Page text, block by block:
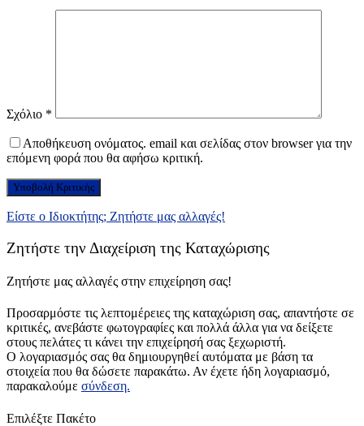
Σχόλιο *
Αποθήκευση ονόματος. email και σελίδας στον browser για την
επόμενη φορά που θα αφήσω κριτική.
Είστε ο Ιδιοκτήτης; Ζητήστε μας αλλαγές!
Ζητήστε την Διαχείριση της Καταχώρισης
Ζητήστε μας αλλαγές στην επιχείρηση σας!
Προσαρμόστε τις λεπτομέρειες της καταχώριση σας, απαντήστε σε
κριτικές, ανεβάστε φωτογραφίες και πολλά άλλα για να δείξετε
στους πελάτες τι κάνει την επιχείρησή σας ξεχωριστή.
Ο λογαριασμός σας θα δημιουργηθεί αυτόματα με βάση τα
στοιχεία που θα δώσετε παρακάτω. Αν έχετε ήδη λογαριασμό,
παρακαλούμε σύνδεση.
Επιλέξτε Πακέτο